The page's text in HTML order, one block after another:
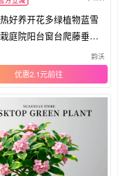
好养开花多绿植物蓝雪
庭院阳台窗台爬藤垂吊
韵沃
优惠2.1元